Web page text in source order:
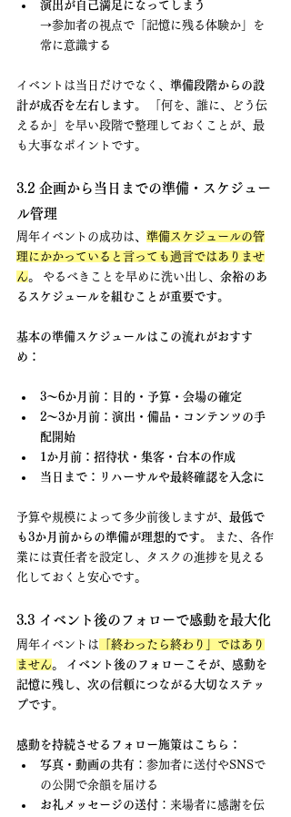
演出が自己満足になってしまう
→参加者の視点で「記憶に残る体験か」を
常に意識する
イベントは当日だけでなく、 準備段階からの設
計が成否を左右します。
「何を、誰に、どう伝
えるか」を早い段階で整理しておくことが、最
も大事なポイントです。
3.2 企画から当日までの準備・スケジュー
ル管理
周年イベントの成功は、 準備スケジュールの管
理にかかっていると言っても過言ではありませ
ん。 やるべきことを早めに洗い出し、 余裕のあ
るスケジュールを組むことが重要です。
基本の準備スケジュールはこの流れがおすす
め：
3〜6か月前：目的・予算・会場の確定
2〜3か月前：演出・備品・コンテンツの手
配開始
1か月前：招待状・集客・台本の作成
当日まで：リハーサルや最終確認を入念に
予算や規模によって多少前後しますが、 最低で
も3か月前からの準備が理想的です。
また、各作
業には責任者を設定し、タスクの進捗を見える
化しておくと安心です。
3.3 イベント後のフォローで感動を最大化
周年イベントは 「終わったら終わり」ではあり
ません。 イベント後のフォローこそが、感動を
記憶に残し、次の信頼につながる大切なステッ
プです。
感動を持続させるフォロー施策はこちら：
写真・動画の共有 ：参加者に送付やSNSで
の公開で余韻を届ける
お礼メッセージの送付 ：来場者に感謝を伝